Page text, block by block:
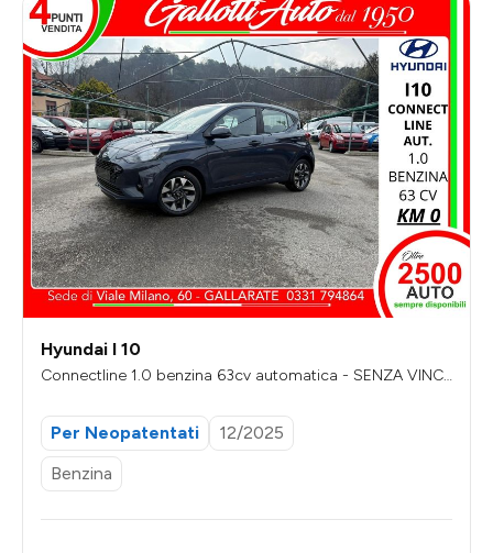
Hyundai I 10
Connectline 1.0 benzina 63cv automatica - SENZA VINC
Per Neopatentati
12/2025
Benzina